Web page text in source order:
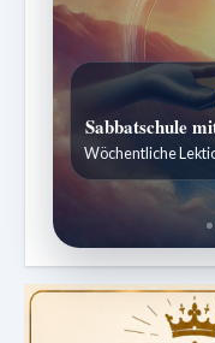
Sabbatschule
Wöchentliche